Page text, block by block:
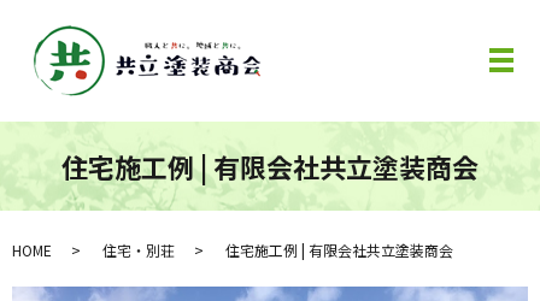
メ
住宅施工例 | 有限会社共立塗装商会
HOME 住宅・別荘 住宅施工例 | 有限会社共立塗装商会